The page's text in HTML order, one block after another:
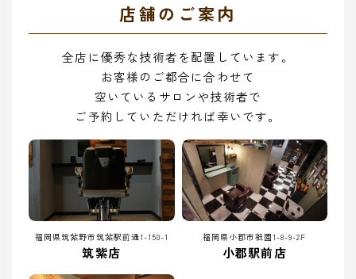
店舗のご案内
全店に優秀な技術者を配置しています。
お客様のご都合に合わせて
空いているサロンや技術者で
ご予約していただければ幸いです。
福岡県筑紫野市筑紫駅前通1-150-1
筑紫店
福岡県小郡市祇園1-8-9-2F
小郡駅前店